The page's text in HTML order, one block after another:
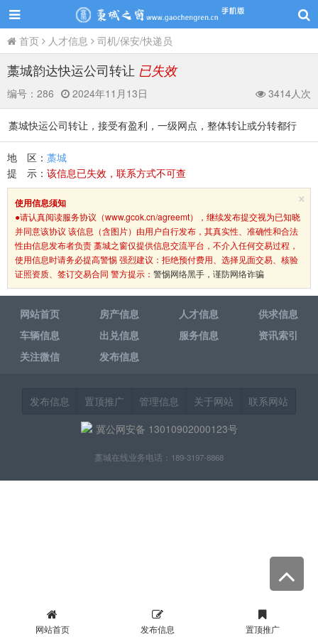
首页 人才信息 司机/保安/快递员
藁城韵达快运公司转让 已失效
编号： 286 2024年11月13日 3414人次
藁城快运公司转让，接受有盈利，一级网点，整体转让或分转都行
地 区： 藁城
提 示： 该信息已失效，联系方式不可查
×
使用信息须知
●请认真阅读服务协议（www.gcok.cn/agreemt），继续发布提交视为已知晓
并同意该协议 该信息（含图片）由用户自行发布，其真实性、准确性和合法
性由信息发布者负责 藁城之窗仅提供信息交流平台，不介入任何交易过程，
使用信息时请务必提高警惕 强烈建议：拒绝预付费用、选择见面交易、核验
证照资质、签订交易合同 警方提示： 警惕网络黑手，谨防网络诈骗
网站首页 房产信息 人才信息
供求信息
车辆信息
出兑信息 服务信息
资讯索引
关注微信
发布信息
发布信息 置顶推广 管理信息 关于网站
联系网站
冀公网安备 13010902000123号
藁城在线业务电话：189-3197-8868
网站首页 发布信息 置顶推广